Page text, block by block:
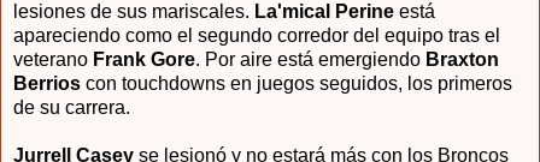
lesiones de sus mariscales. La'mical Perine está
apareciendo como el segundo corredor del equipo tras el
veterano Frank Gore. Por aire está emergiendo Braxton
Berrios con touchdowns en juegos seguidos, los primeros
de su carrera.
Jurrell Casey se lesionó y no estará más con los Broncos